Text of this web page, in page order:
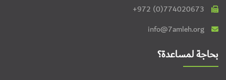
+972 (0)774020673
info@7amleh.org
بحاجة لمساعدة؟